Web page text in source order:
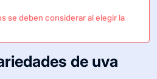
se deben considerar al elegir la
de uva